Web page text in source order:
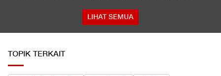
LIHAT SEMUA
TOPIK TERKAIT